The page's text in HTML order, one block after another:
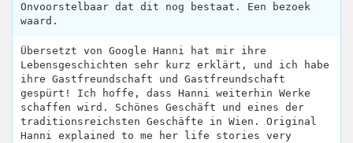
Onvoorstelbaar dat dit nog bestaat. Een bezoek
waard.
Übersetzt von Google Hanni hat mir ihre
Lebensgeschichten sehr kurz erklärt, und ich habe
ihre Gastfreundschaft und Gastfreundschaft
gespürt! Ich hoffe, dass Hanni weiterhin Werke
schaffen wird. Schönes Geschäft und eines der
traditionsreichsten Geschäfte in Wien. Original
Hanni explained to me her life stories very